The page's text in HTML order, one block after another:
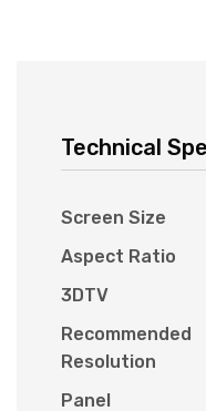
Technical
Screen Size
Aspect Ratio
3DTV
Recommended
Resolution
Panel